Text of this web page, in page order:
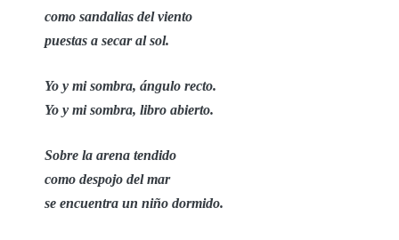
como sandalias del viento
puestas a secar al sol.
Yo y mi sombra, ángulo recto.
Yo y mi sombra, libro abierto.
Sobre la arena tendido
como despojo del mar
se encuentra un niño dormido.